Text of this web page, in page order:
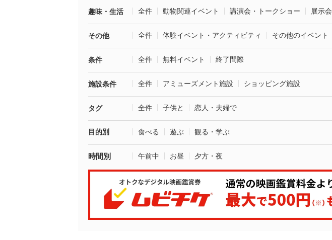
趣味・生活 全件 動物関連イベント 講演会・トークショー 展示会
その他 全件 体験イベント・アクティビティ その他のイベント
条件 全件 無料イベント 終了間際
施設条件 全件 アミューズメント施設 ショッピング施設
タグ 全件 子供と 恋人・夫婦で
目的別 食べる 遊ぶ 観る・学ぶ
時間別 午前中 お昼 夕方・夜